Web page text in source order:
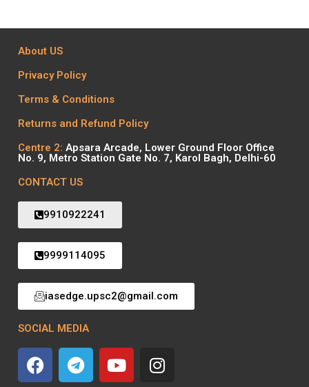
About US
Privacy Policy
Terms & Conditions
Returns and Refund Policy
Centre 2: Apsara Arcade, Lower Ground Floor Office
No. 9, Metro Station Gate No. 7, Karol Bagh, Delhi-60
CONTACT US
9910922241
9999114095
iasedge.upsc2@gmail.com
SOCIAL MEDIA